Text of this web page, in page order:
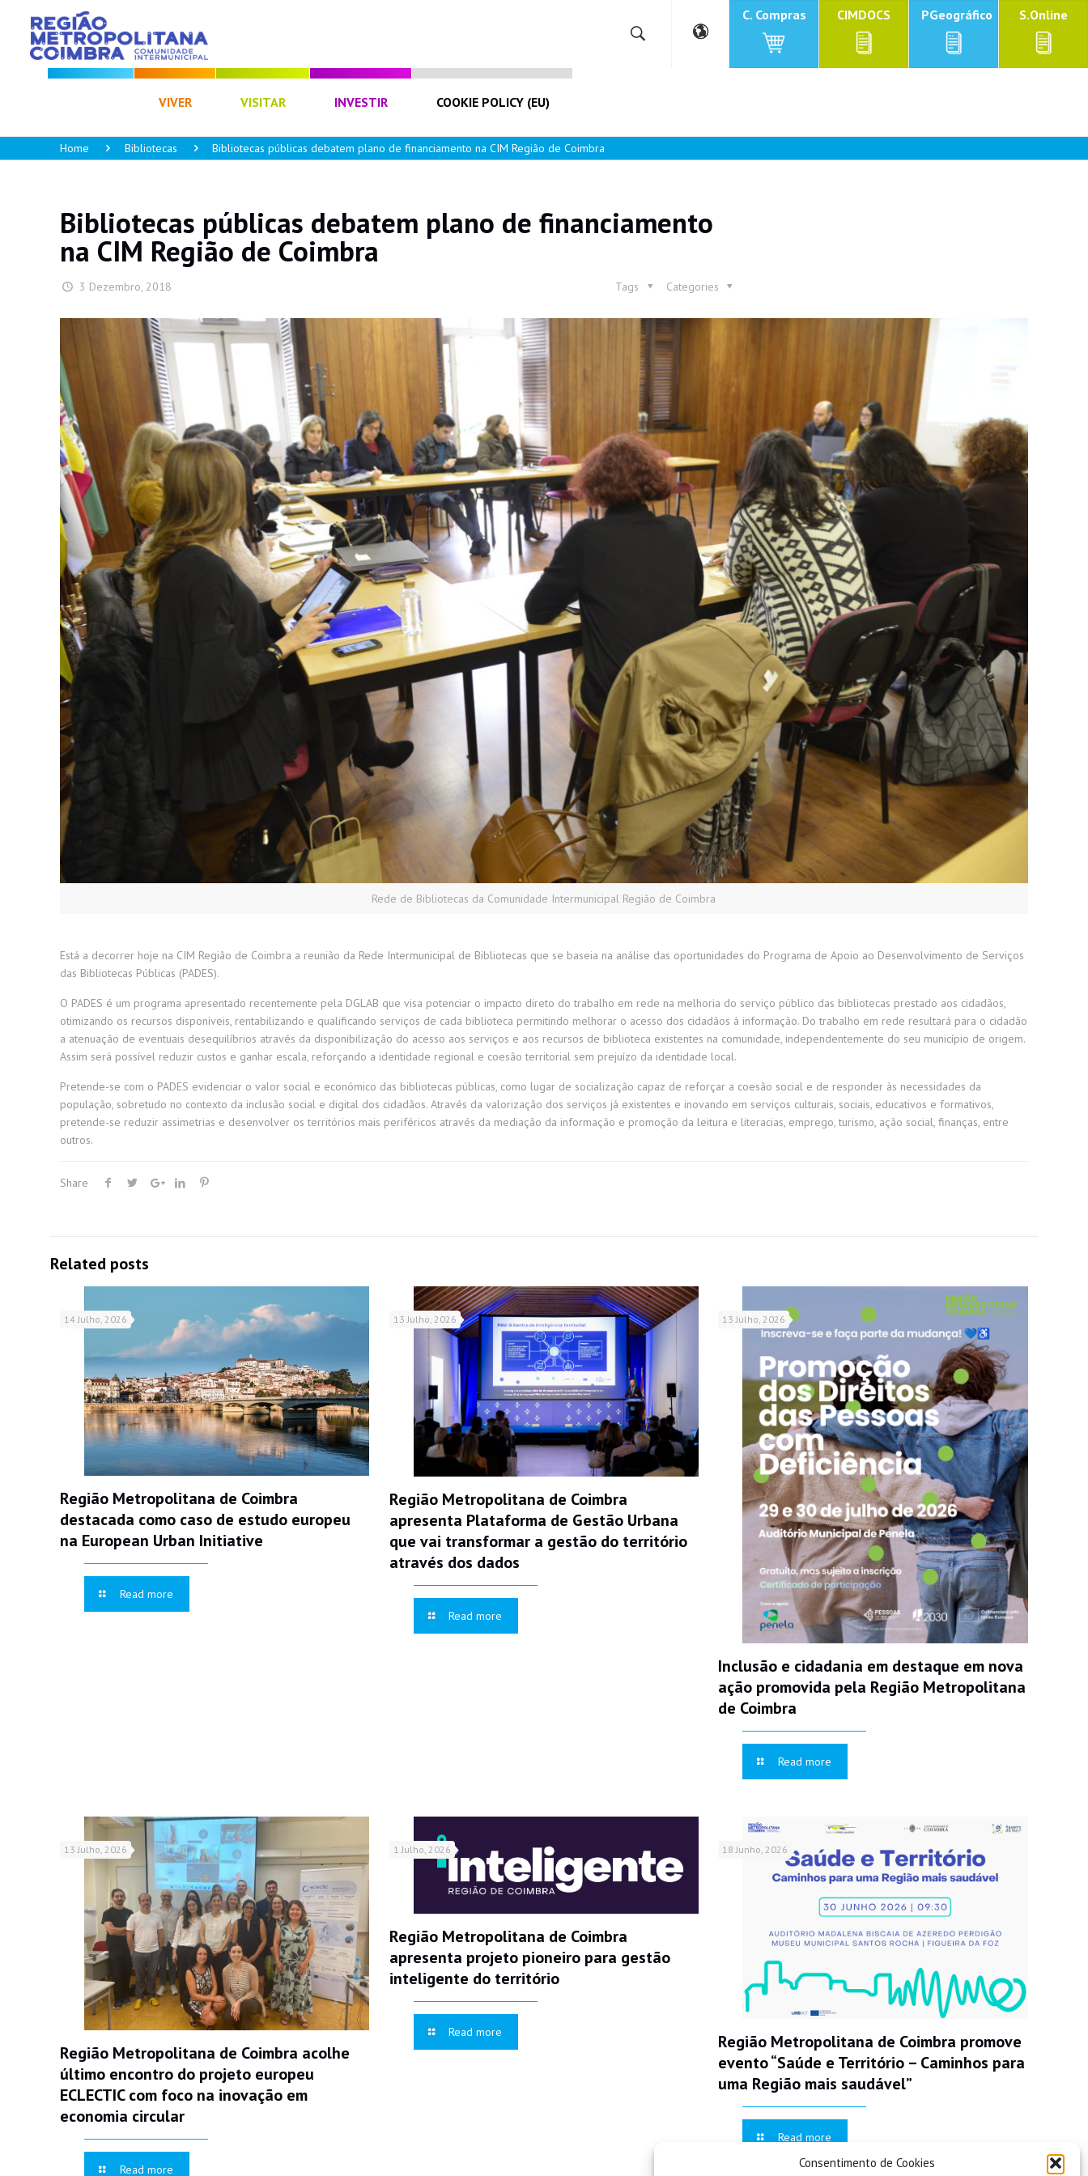
Consentimento de Cookies
VIVER VISITAR INVESTIR COOKIE POLICY (EU)
C. Compras CIMDOCS PGeográfico S.Online
Home Bibliotecas Bibliotecas públicas debatem plano de financiamento na CIM Região de Coimbra
Bibliotecas públicas debatem plano de financiamento
na CIM Região de Coimbra
3 Dezembro, 2018 Categories
Tags
Rede de Bibliotecas da Comunidade Intermunicipal Região de Coimbra
Está a decorrer hoje na CIM Região de Coimbra a reunião da Rede Intermunicipal de Bibliotecas que se baseia na análise das oportunidades do Programa de Apoio ao Desenvolvimento de Serviços
das Bibliotecas Públicas (PADES).
O PADES é um programa apresentado recentemente pela DGLAB que visa potenciar o impacto direto do trabalho em rede na melhoria do serviço público das bibliotecas prestado aos cidadãos,
otimizando os recursos disponíveis, rentabilizando e qualificando serviços de cada biblioteca permitindo melhorar o acesso dos cidadãos à informação. Do trabalho em rede resultará para o cidadão
a atenuação de eventuais desequilíbrios através da disponibilização do acesso aos serviços e aos recursos de biblioteca existentes na comunidade, independentemente do seu município de origem.
Assim será possível reduzir custos e ganhar escala, reforçando a identidade regional e coesão territorial sem prejuízo da identidade local.
Pretende-se com o PADES evidenciar o valor social e económico das bibliotecas públicas, como lugar de socialização capaz de reforçar a coesão social e de responder às necessidades da
população, sobretudo no contexto da inclusão social e digital dos cidadãos. Através da valorização dos serviços já existentes e inovando em serviços culturais, sociais, educativos e formativos,
pretende-se reduzir assimetrias e desenvolver os territórios mais periféricos através da mediação da informação e promoção da leitura e literacias, emprego, turismo, ação social, finanças, entre
outros.
Share
Related posts
14 Julho, 2026
Região Metropolitana de Coimbra
destacada como caso de estudo europeu
na European Urban Initiative
Read more
13 Julho, 2026
Região Metropolitana de Coimbra
apresenta Plataforma de Gestão Urbana
que vai transformar a gestão do território
através dos dados
Read more
13 Julho, 2026
Inclusão e cidadania em destaque em nova
ação promovida pela Região Metropolitana
de Coimbra
Read more
13 Julho, 2026
Região Metropolitana de Coimbra acolhe
último encontro do projeto europeu
ECLECTIC com foco na inovação em
economia circular
Read more
1 Julho, 2026
Região Metropolitana de Coimbra
apresenta projeto pioneiro para gestão
inteligente do território
Read more
18 Junho, 2026
Região Metropolitana de Coimbra promove
evento “Saúde e Território – Caminhos para
uma Região mais saudável”
Read more